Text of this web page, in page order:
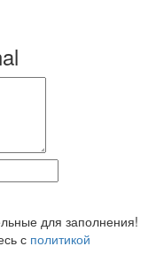
для заполнения!
с политикой